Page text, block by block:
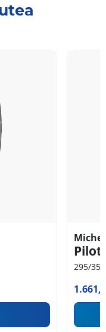
Pilot
295/35